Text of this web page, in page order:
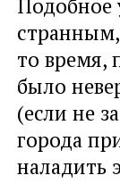
Подобное
то время,
было
(если не
города
наладить